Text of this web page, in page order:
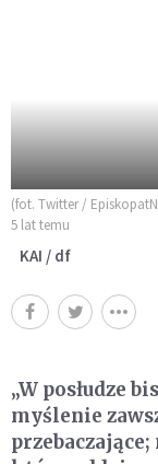
(fot. Twitter /
5 lat temu
KAI / df
„W posłudze
myślenie